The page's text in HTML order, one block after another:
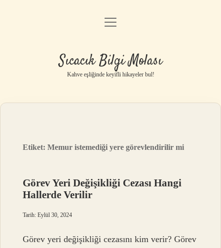
Anasayfa
Yasal Uyarı
menüyü
Sıcacık Bilgi Molası
Kahve eşliğinde keyifli hikayeler bul!
Etiket:Memur istemediği yere görevlendirilir mi
Görev Yeri Değişikliği Cezası Hangi
Hallerde Verilir
Tarih: Eylül 30, 2024
Görev yeri değişikliği cezasını kim verir? Görev